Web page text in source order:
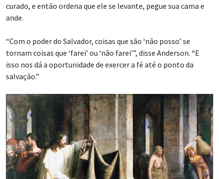
curado, e então ordena que ele se levante, pegue sua cama e
ande.
“Com o poder do Salvador, coisas que são ‘não posso’ se
tornam coisas que ‘farei’ ou ‘não farei’”, disse Anderson. “E
isso nos dá a oportunidade de exercer a fé até o ponto da
salvação.”